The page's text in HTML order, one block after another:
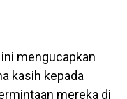
mengucapkan
kasih kepada
mereka di